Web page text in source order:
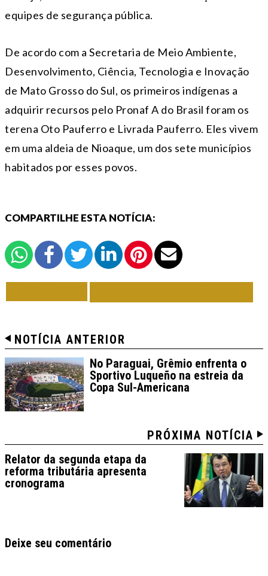
equipes de segurança pública.
De acordo com a Secretaria de Meio Ambiente,
Desenvolvimento, Ciência, Tecnologia e Inovação
de Mato Grosso do Sul, os primeiros indígenas a
adquirir recursos pelo Pronaf A do Brasil foram os
terena Oto Pauferro e Livrada Pauferro. Eles vivem
em uma aldeia de Nioaque, um dos sete municípios
habitados por esses povos.
COMPARTILHE ESTA NOTÍCIA:
NOTÍCIA ANTERIOR
No Paraguai, Grêmio enfrenta o
Sportivo Luqueño na estreia da
Copa Sul-Americana
PRÓXIMA NOTÍCIA
Relator da segunda etapa da
reforma tributária apresenta
cronograma
Deixe seu comentário